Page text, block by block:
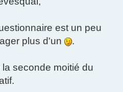
est un peu
plus d'un
.
seconde moitié du